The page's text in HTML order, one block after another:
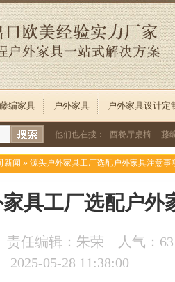
藤编家具 户外家具 户外家具设计定
他们也在搜： 西餐厅桌椅 藤
新闻 » 源头户外家具工厂选配户外家具注意事
具工厂选配户外
责任编辑：朱荣 人气： 63
2025-05-28 11:38:00